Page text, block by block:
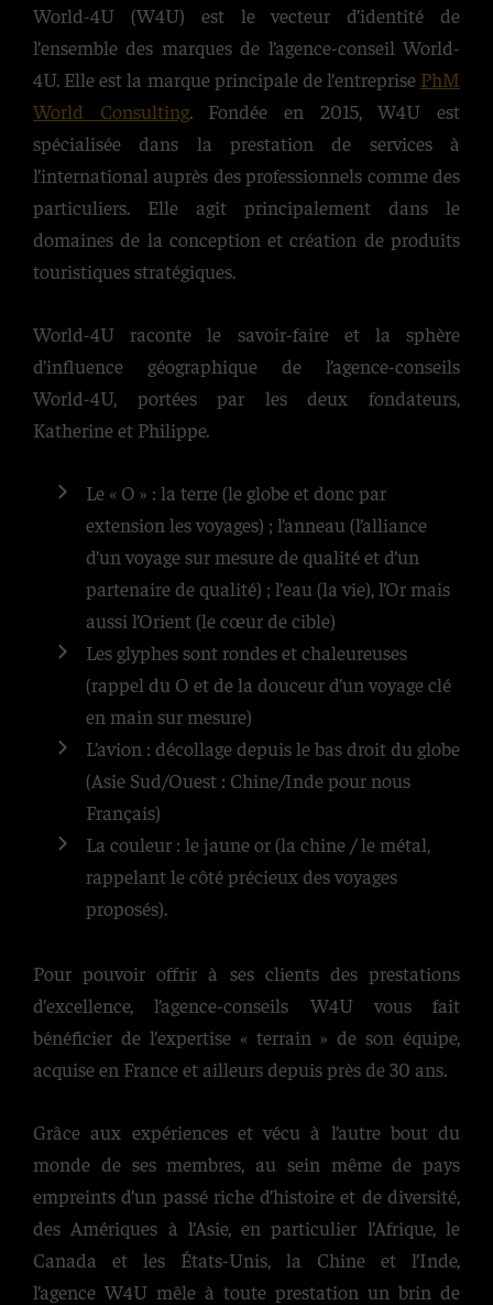
World-4U (W4U) est le vecteur d’identité de
l’ensemble des marques de l’agence-conseil World-
4U. Elle est la marque principale de l’entreprise PhM
World Consulting. Fondée en 2015, W4U est
spécialisée dans la prestation de services à
l’international auprès des professionnels comme des
particuliers. Elle agit principalement dans le
domaines de la conception et création de produits
touristiques stratégiques.
World-4U raconte le savoir-faire et la sphère
d’influence géographique de l’agence-conseils
World-4U, portées par les deux fondateurs,
Katherine et Philippe.
Le « O » : la terre (le globe et donc par
extension les voyages) ; l’anneau (l’alliance
d’un voyage sur mesure de qualité et d’un
partenaire de qualité) ; l’eau (la vie), l’Or mais
aussi l’Orient (le cœur de cible)
Les glyphes sont rondes et chaleureuses
(rappel du O et de la douceur d’un voyage clé
en main sur mesure)
L’avion : décollage depuis le bas droit du globe
(Asie Sud/Ouest : Chine/Inde pour nous
Français)
La couleur : le jaune or (la chine / le métal,
rappelant le côté précieux des voyages
proposés).
Pour pouvoir offrir à ses clients des prestations
d’excellence, l’agence-conseils W4U vous fait
bénéficier de l’expertise « terrain » de son équipe,
acquise en France et ailleurs depuis près de 30 ans.
Grâce aux expériences et vécu à l’autre bout du
monde de ses membres, au sein même de pays
empreints d’un passé riche d’histoire et de diversité,
des Amériques à l’Asie, en particulier l’Afrique, le
Canada et les États-Unis, la Chine et l’Inde,
l’agence W4U mêle à toute prestation un brin de